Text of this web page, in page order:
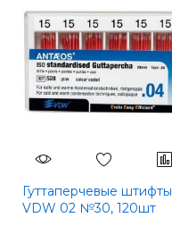
Гуттаперчевые штифты
VDW 02 №30, 120шт